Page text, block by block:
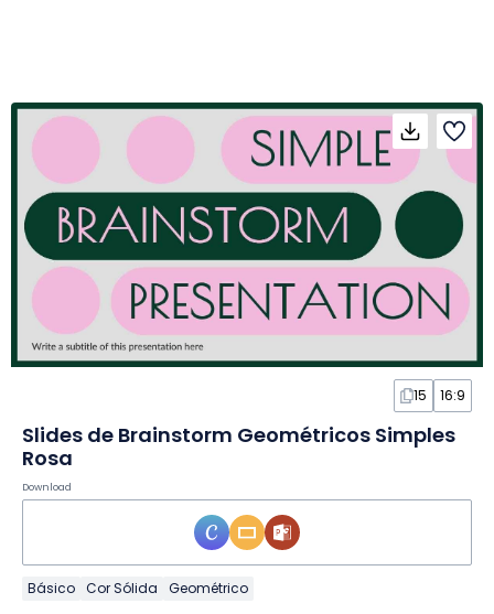
15 16:9
Slides de Brainstorm Geométricos Simples
Rosa
Download
Básico Cor Sólida Geométrico